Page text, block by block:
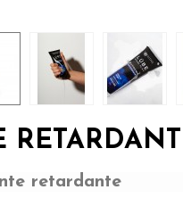
retardante